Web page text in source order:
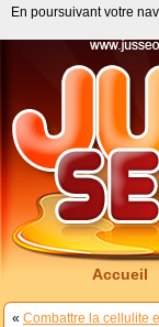
Accueil
« Combattre la cellulite
En poursuivant votre